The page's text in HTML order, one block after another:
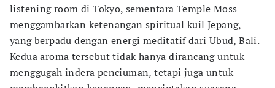
listening room di Tokyo, sementara Temple Moss
menggambarkan ketenangan spiritual kuil Jepang,
yang berpadu dengan energi meditatif dari Ubud, Bali.
Kedua aroma tersebut tidak hanya dirancang untuk
menggugah indera penciuman, tetapi juga untuk